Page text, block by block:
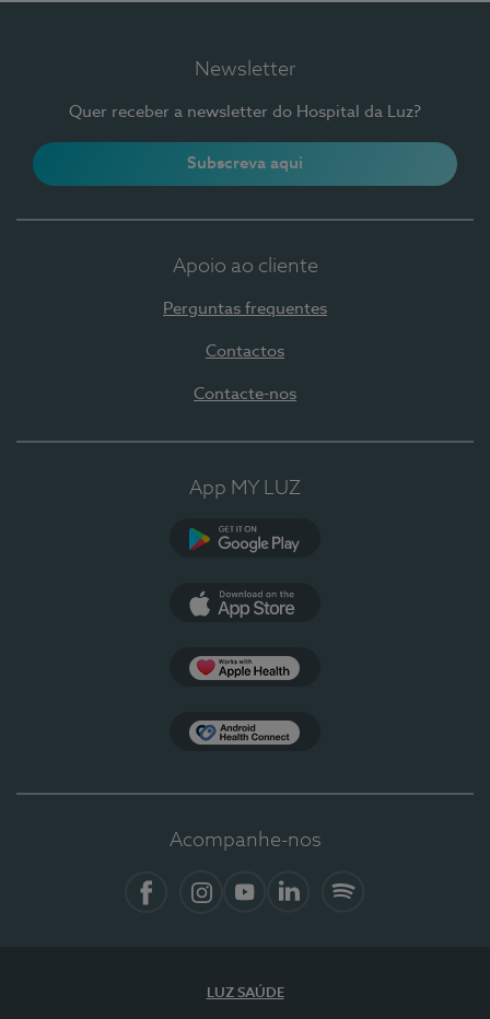
Newsletter
Quer receber a newsletter do Hospital da Luz?
Subscreva aqui
Apoio ao cliente
Perguntas frequentes
Contactos
Contacte-nos
App MY LUZ
Acompanhe-nos
LUZ SAÚDE